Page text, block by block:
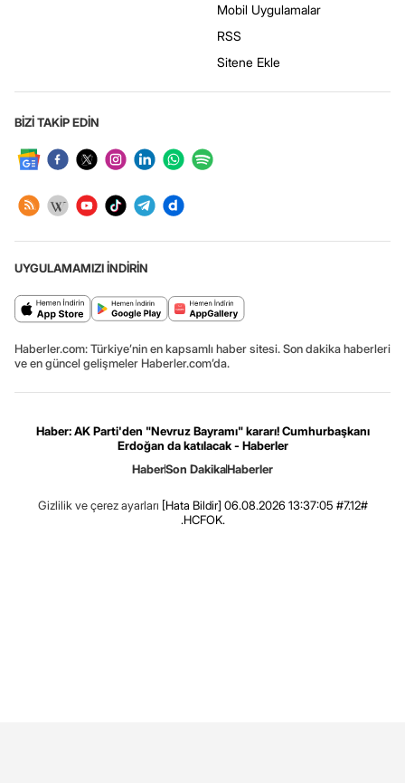
Mobil Uygulamalar
RSS
Sitene Ekle
BİZİ TAKİP EDİN
UYGULAMAMIZI İNDİRİN
Haberler.com: Türkiye’nin en kapsamlı haber sitesi. Son dakika haberleri
ve en güncel gelişmeler Haberler.com’da.
Haber: AK Parti'den "Nevruz Bayramı" kararı! Cumhurbaşkanı
Erdoğan da katılacak - Haberler
HaberSon DakikaHaberler
Gizlilik ve çerez ayarları [Hata Bildir] 06.08.2026 13:37:05 #7.12#
.HCFOK.